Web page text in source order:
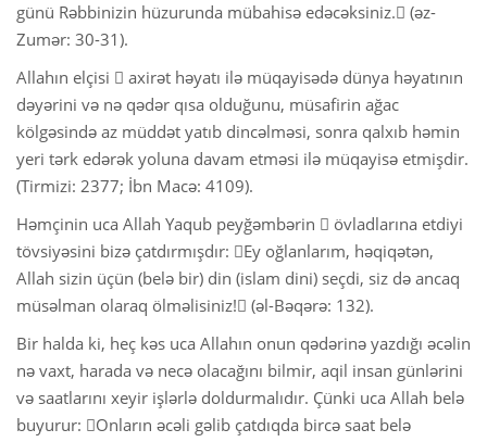
اردو
o'zbek
Yorùbá
günü Rəbbinizin hüzurunda mübahisə edəcəksiniz. (əz-
Zumər: 30-31).
Allahın elçisi  axirət həyatı ilə müqayisədə dünya həyatının
dəyərini və nə qədər qısa olduğunu, müsafirin ağac
kölgəsində az müddət yatıb dincəlməsi, sonra qalxıb həmin
yeri tərk edərək yoluna davam etməsi ilə müqayisə etmişdir.
(Tirmizi: 2377; İbn Macə: 4109).
Həmçinin uca Allah Yaqub peyğəmbərin  övladlarına etdiyi
tövsiyəsini bizə çatdırmışdır: Ey oğlanlarım, həqiqətən,
Allah sizin üçün (belə bir) din (islam dini) seçdi, siz də ancaq
müsəlman olaraq ölməlisiniz! (əl-Bəqərə: 132).
Bir halda ki, heç kəs uca Allahın onun qədərinə yazdığı əcəlin
nə vaxt, harada və necə olacağını bilmir, aqil insan günlərini
və saatlarını xeyir işlərlə doldurmalıdır. Çünki uca Allah belə
buyurur: Onların əcəli gəlib çatdıqda bircə saat belə